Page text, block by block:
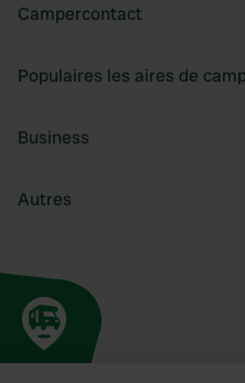
Campercontact
Populaires les aires de
Business
Autres